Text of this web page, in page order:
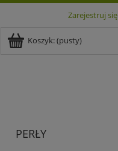
Zarejestruj się
Koszyk:(pusty)
PERŁY